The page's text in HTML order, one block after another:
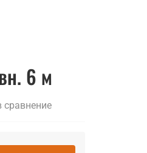
6 м
сравнение